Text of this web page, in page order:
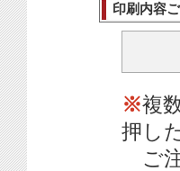
印刷内容
※複
押し
ご